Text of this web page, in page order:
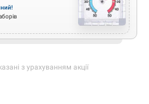
з урахуванням акції